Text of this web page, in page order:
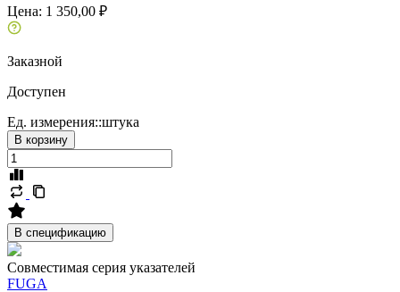
Цена: 1 350,00 ₽
Заказной
Доступен
Ед. измерения::штука
В корзину
В спецификацию
Совместимая серия указателей
FUGA